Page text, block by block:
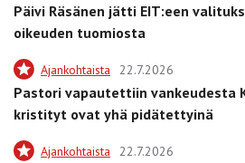
Päivi Räsänen jätti EIT:een
oikeuden tuomiosta
Ajankohtaista 22.7.2026
Pastori vapautettiin vankeudesta
kristityt ovat yhä pidätettyinä
Ajankohtaista 22.7.2026